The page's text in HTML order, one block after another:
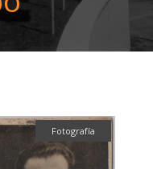
Fotografía